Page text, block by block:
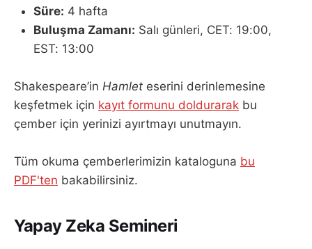
Süre: 4 hafta
Buluşma Zamanı: Salı günleri, CET: 19:00,
EST: 13:00
Shakespeare’in Hamlet eserini derinlemesine
keşfetmek için kayıt formunu doldurarak bu
çember için yerinizi ayırtmayı unutmayın.
Tüm okuma çemberlerimizin kataloguna bu
PDF'ten bakabilirsiniz.
Yapay Zeka Semineri